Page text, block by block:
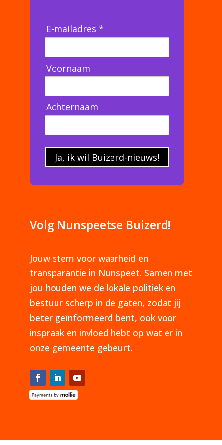
E-mailadres *
Voornaam
Achternaam
Ja, ik wil Buizerd-nieuws!
Volg Nunspeetse Buizerd!
Jouw stem voor waarheid en
transparantie in Nunspeet. Samen met
jou houden we de lokale politiek en
bestuur scherp in de gaten, zodat jij
beter geïnformeerd bent, ook voor
inspraak en invloed hebt op wat er in
onze gemeente gebeurt.